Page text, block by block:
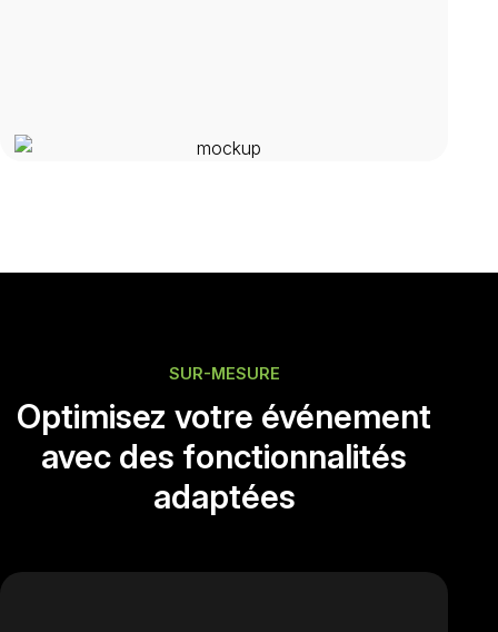
SUR-MESURE
Optimisez votre événement
avec des fonctionnalités
adaptées